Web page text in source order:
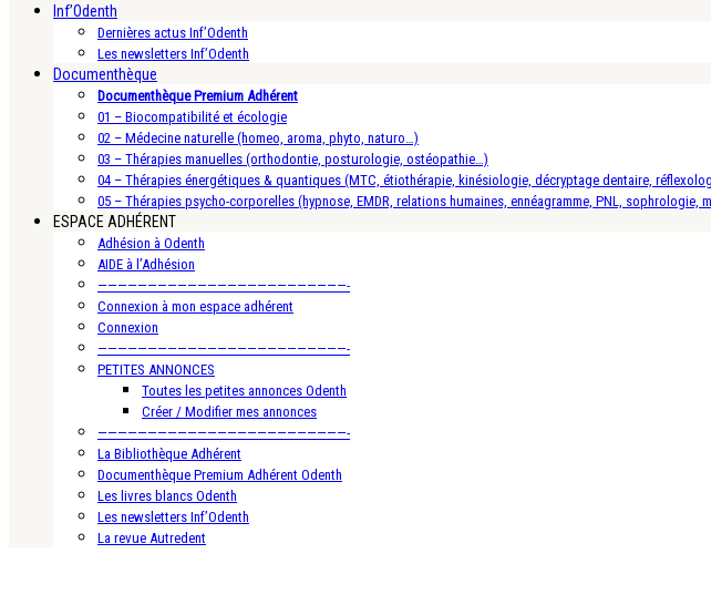
Inf’Odenth
Dernières actus Inf’Odenth
Les newsletters Inf’Odenth
Documenthèque
Documenthèque Premium Adhérent
01 – Biocompatibilité et écologie
02 – Médecine naturelle (homeo, aroma, phyto, naturo…)
03 – Thérapies manuelles (orthodontie, posturologie, ostéopathie…)
04 – Thérapies énergétiques & quantiques (MTC, étiothérapie, kinésiologie, décryptage dentaire,
05 – Thérapies psycho-corporelles (hypnose, EMDR, relations humaines, ennéagramme, PNL, sophrologie,
ESPACE ADHÉRENT
Adhésion à Odenth
AIDE à l’Adhésion
—————————————————————————-
Connexion à mon espace adhérent
Connexion
—————————————————————————-
PETITES ANNONCES
Toutes les petites annonces Odenth
Créer / Modifier mes annonces
—————————————————————————-
La Bibliothèque Adhérent
Documenthèque Premium Adhérent Odenth
Les livres blancs Odenth
Les newsletters Inf’Odenth
La revue Autredent